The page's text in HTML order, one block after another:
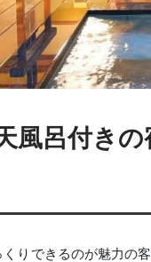
風呂付き
くりできるのが魅力